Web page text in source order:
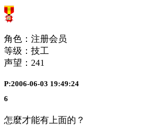
角色：注册会员
等级：技工
声望： 241
P:2006-06-03 19:49:24
6
怎麼才能有上面的？